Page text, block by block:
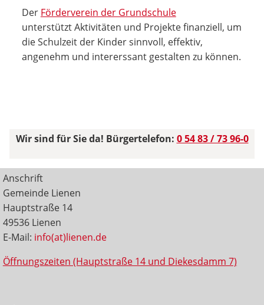
Der Förderverein der Grundschule
unterstützt Aktivitäten und Projekte finanziell, um
die Schulzeit der Kinder sinnvoll, effektiv,
angenehm und intererssant gestalten zu können.
Wir sind für Sie da! Bürgertelefon: 0 54 83 / 73 96-0
Anschrift
Gemeinde Lienen
Hauptstraße 14
49536 Lienen
E-Mail: info(at)lienen.de
Öffnungszeiten (Hauptstraße 14 und Diekesdamm 7)